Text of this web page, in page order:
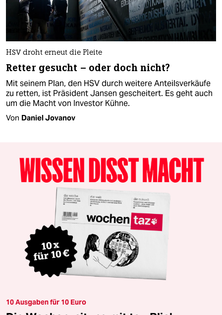
HSV droht erneut die Pleite
Retter gesucht – oder doch nicht?
Mit seinem Plan, den HSV durch weitere Anteilsverkäufe
zu retten, ist Präsident Jansen gescheitert. Es geht auch
um die Macht von Investor Kühne.
Von Daniel Jovanov
10 Ausgaben für 10 Euro